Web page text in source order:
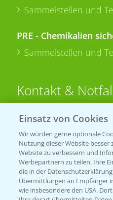
Sammelstellen und
PRE - Chemikalien
Sammelstellen und
Kontakt &
Beratung auf
T.+49 (0)174 346
KONTAKT
Hilfe in Notfällen
Einsatz von Cookies
Wir würden gerne optionale
Nutzung dieser Website besser
Website zu verbessern und
Werbepartnern zu teilen. Ihre
die in der
Übermittlungen an Empfänger
wie insbesondere den USA.